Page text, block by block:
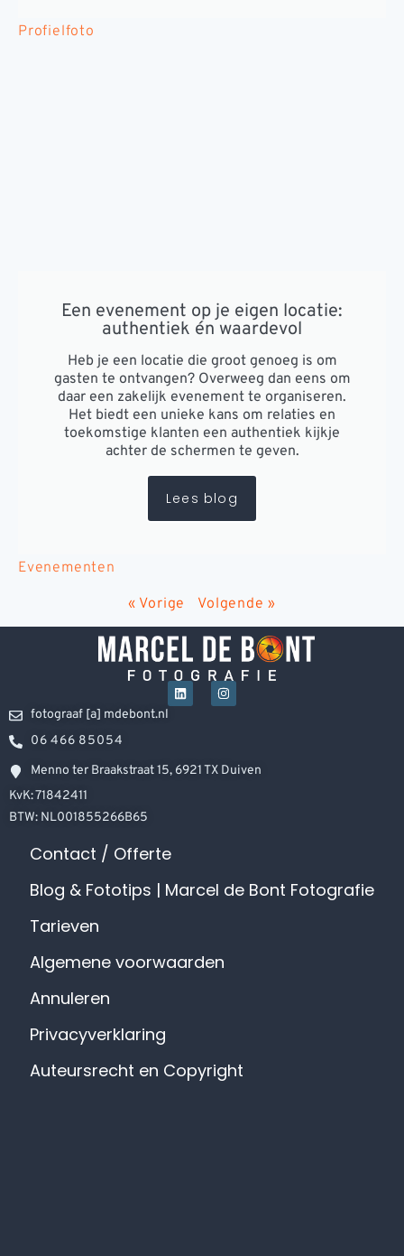
Profielfoto
Een evenement op je eigen locatie:
authentiek én waardevol
Heb je een locatie die groot genoeg is om
gasten te ontvangen? Overweeg dan eens om
daar een zakelijk evenement te organiseren.
Het biedt een unieke kans om relaties en
toekomstige klanten een authentiek kijkje
achter de schermen te geven.
Lees blog
Evenementen
« Vorige
Volgende »
fotograaf [a] mdebont.nl
06 466 85054
Menno ter Braakstraat 15, 6921 TX Duiven
KvK: 71842411
BTW: NL001855266B65
Contact / Offerte
Blog & Fototips | Marcel de Bont Fotografie
Tarieven
Algemene voorwaarden
Annuleren
Privacyverklaring
Auteursrecht en Copyright